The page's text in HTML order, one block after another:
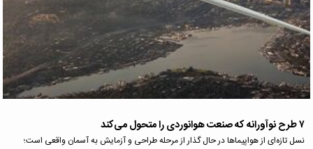
۷ طرح نوآورانه که صنعت هوانوردی را متحول می‌کند
نسل تازه‌ای از هواپیما‌ها در حال گذار از مرحله طراحی و آزمایش به آسمان واقعی است؛